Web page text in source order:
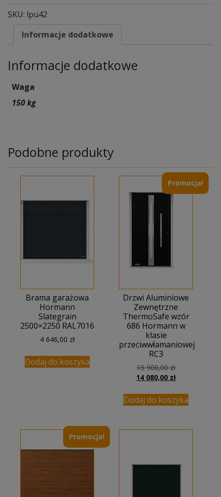
SKU: lpu42
Informacje dodatkowe
Informacje dodatkowe
Waga
150 kg
Podobne produkty
Brama garażowa
Hormann
Slategrain
2500×2250 RAL7016
4 646,00 zł
Dodaj do koszyka
Promocja!
Drzwi Aluminiowe
Zewnętrzne
ThermoSafe wzór
686 Hormann w
klasie
przeciwwłamaniowej
RC3
15 900,00złPierwotna
cena
15
900,00 zł.
14 080,00 złAktualna
wynosi:
14
Dodaj do koszyka
Promocja!